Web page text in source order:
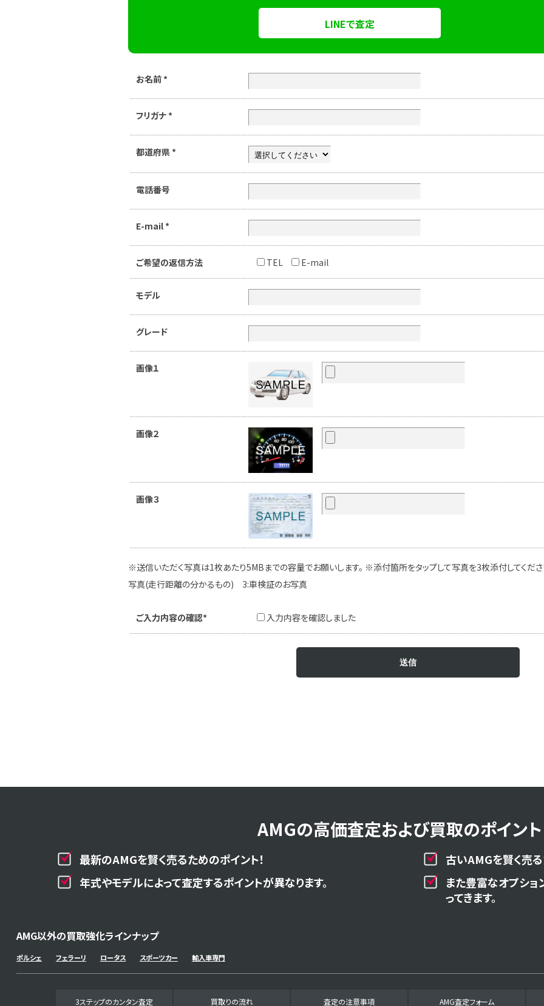
LINEで査定
お名前 *
フリガナ *
都道府県 *
電話番号
E-mail *
ご希望の返信方法 TEL E-mail
モデル
グレード
画像１
画像２
画像３
※送信いただく写真は1枚あたり5MBまでの容量でお願いします。 ※添付箇所をタップして写真を3枚添付してくだ
写真(走行距離の分かるもの) 3:車検証のお写真
ご入力内容の確認* 入力内容を確認しました
AMGの高価査定および買取のポイント
最新のAMGを賢く売るためのポイント！
古いAMGを賢く売
年式やモデルによって査定するポイントが異なります。
また豊富なオプシ
ってきます。
AMG以外の買取強化ラインナップ
ポルシェ フェラーリ ロータス スポーツカー 輸入車専門
3ステップのカンタン査定 買取りの流れ 査定の注意事項 AMG査定フォーム